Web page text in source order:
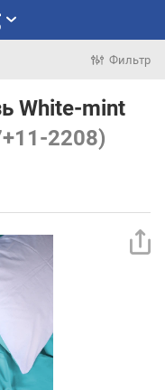
Фильтр
White-mint
2208)